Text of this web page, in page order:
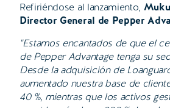
Refiriéndose al lanzamiento,
Director General de Pepper
"Estamos encantados de que el
de Pepper Advantage tenga su
Desde la adquisición de
aumentado nuestra base de
40 %, mientras que los activos